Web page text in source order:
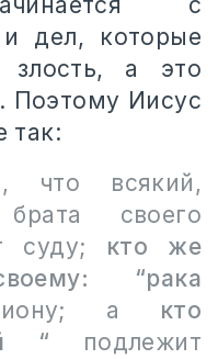
дел, которые
злость, а это
Поэтому Иисус
так:
всякий,
своего
суду; кто же
“рака
а кто
“ подлежит